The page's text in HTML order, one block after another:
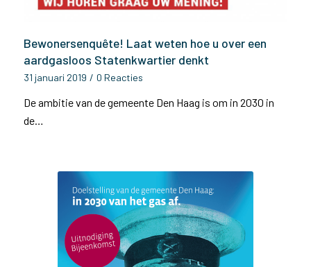
Bewonersenquête! Laat weten hoe u over een
aardgasloos Statenkwartier denkt
31 januari 2019 / 0 Reacties
De ambitie van de gemeente Den Haag is om in 2030 in
de…